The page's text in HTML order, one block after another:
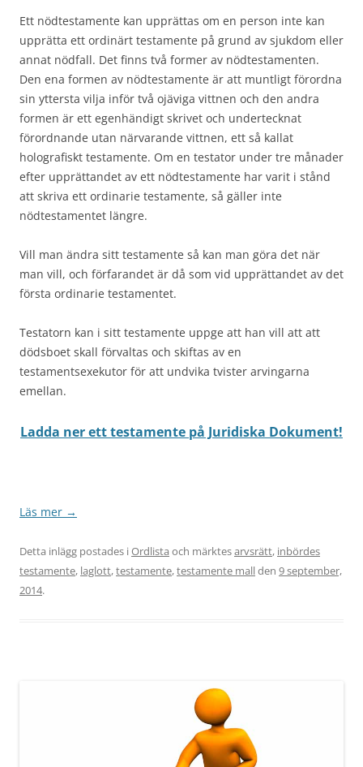
Ett nödtestamente kan upprättas om en person inte kan
upprätta ett ordinärt testamente på grund av sjukdom eller
annat nödfall. Det finns två former av nödtestamenten.
Den ena formen av nödtestamente är att muntligt förordna
sin yttersta vilja inför två ojäviga vittnen och den andra
formen är ett egenhändigt skrivet och undertecknat
förordnande utan närvarande vittnen, ett så kallat
holografiskt testamente. Om en testator under tre månader
efter upprättandet av ett nödtestamente har varit i stånd
att skriva ett ordinarie testamente, så gäller inte
nödtestamentet längre.
Vill man ändra sitt testamente så kan man göra det när
man vill, och förfarandet är då som vid upprättandet av det
första ordinarie testamentet.
Testatorn kan i sitt testamente uppge att han vill att att
dödsboet skall förvaltas och skiftas av en
testamentsexekutor för att undvika tvister arvingarna
emellan.
Ladda ner ett testamente på Juridiska Dokument!
Läs mer →
Detta inlägg postades iOrdlista och märktesarvsrätt, inbördes
testamente, laglott,testamente,testamente mallden 9 september,
2014.